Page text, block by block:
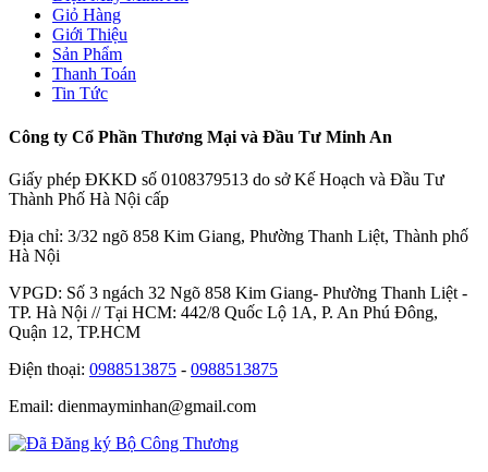
Giỏ Hàng
Giới Thiệu
Sản Phẩm
Thanh Toán
Tin Tức
Công ty Cổ Phần Thương Mại và Đầu Tư Minh An
Giấy phép ĐKKD số 0108379513 do sở Kế Hoạch và Đầu Tư
Thành Phố Hà Nội cấp
Địa chỉ: 3/32 ngõ 858 Kim Giang, Phường Thanh Liệt, Thành phố
Hà Nội
VPGD: Số 3 ngách 32 Ngõ 858 Kim Giang- Phường Thanh Liệt -
TP. Hà Nội // Tại HCM: 442/8 Quốc Lộ 1A, P. An Phú Đông,
Quận 12, TP.HCM
Điện thoại: 0988513875 - 0988513875
Email: dienmayminhan@gmail.com